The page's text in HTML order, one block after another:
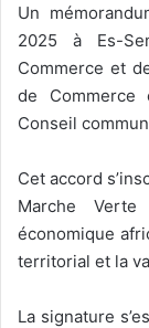
Un
2025 à Es-
Commerce et
de Commerce
Conseil
Cet accord
Marche
économique
territorial et la
La signature